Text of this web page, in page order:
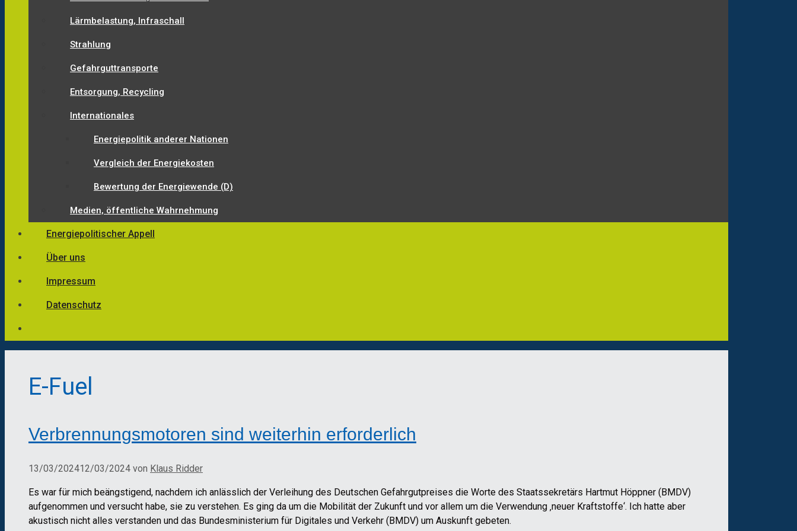
Lärmbelastung, Infraschall
Strahlung
Gefahrguttransporte
Entsorgung, Recycling
Internationales
Energiepolitik anderer Nationen
Vergleich der Energiekosten
Bewertung der Energiewende (D)
Medien, öffentliche Wahrnehmung
Energiepolitischer Appell
Über uns
Impressum
Datenschutz
E-Fuel
Verbrennungsmotoren sind weiterhin erforderlich
13/03/202412/03/2024 von Klaus Ridder
Es war für mich beängstigend, nachdem ich anlässlich der Verleihung des Deutschen Gefahrgutpreises die Worte des Staatssekretärs Hartmut Höppner (BMDV)
aufgenommen und versucht habe, sie zu verstehen. Es ging da um die Mobilität der Zukunft und vor allem um die Verwendung ‚neuer Kraftstoffe‘. Ich hatte aber
akustisch nicht alles verstanden und das Bundesministerium für Digitales und Verkehr (BMDV) um Auskunft gebeten.